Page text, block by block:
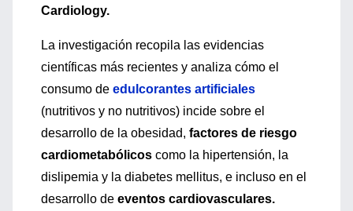
Cardiology.
La investigación recopila las evidencias
científicas más recientes y analiza cómo el
consumo de edulcorantes artificiales
(nutritivos y no nutritivos) incide sobre el
desarrollo de la obesidad, factores de riesgo
cardiometabólicos como la hipertensión, la
dislipemia y la diabetes mellitus, e incluso en el
desarrollo de eventos cardiovasculares.